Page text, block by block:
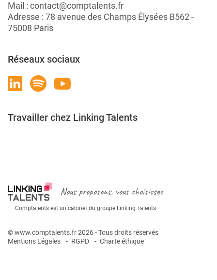
Mail : contact@comptalents.fr
Adresse : 78 avenue des Champs Élysées B562 -
75008 Paris
Réseaux sociaux
Travailler chez Linking Talents
Nous proposons, vous choisissez
Comptalents est un cabinet du groupe Linking Talents
© www.comptalents.fr 2026 - Tous droits réservés
Mentions Légales
RGPD Charte éthique